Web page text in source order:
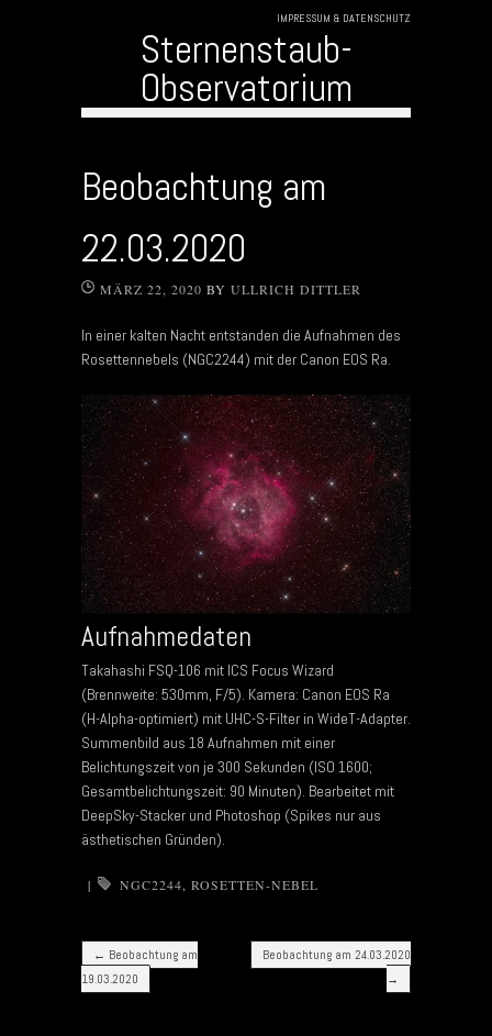
IMPRESSUM & DATENSCHUTZ
Sternenstaub-
Observatorium
Beobachtung am
22.03.2020
MÄRZ 22, 2020 BY ULLRICH DITTLER
In einer kalten Nacht entstanden die Aufnahmen des
Rosettennebels (NGC2244) mit der Canon EOS Ra.
Aufnahmedaten
Takahashi FSQ-106 mit ICS Focus Wizard
(Brennweite: 530mm, F/5). Kamera: Canon EOS Ra
(H-Alpha-optimiert) mit UHC-S-Filter in WideT-Adapter.
Summenbild aus 18 Aufnahmen mit einer
Belichtungszeit von je 300 Sekunden (ISO 1600;
Gesamtbelichtungszeit: 90 Minuten). Bearbeitet mit
DeepSky-Stacker und Photoshop (Spikes nur aus
ästhetischen Gründen).
| NGC2244, ROSETTEN-NEBEL
Post navigation
← Beobachtung am
19.03.2020
Beobachtung am 24.03.2020
→